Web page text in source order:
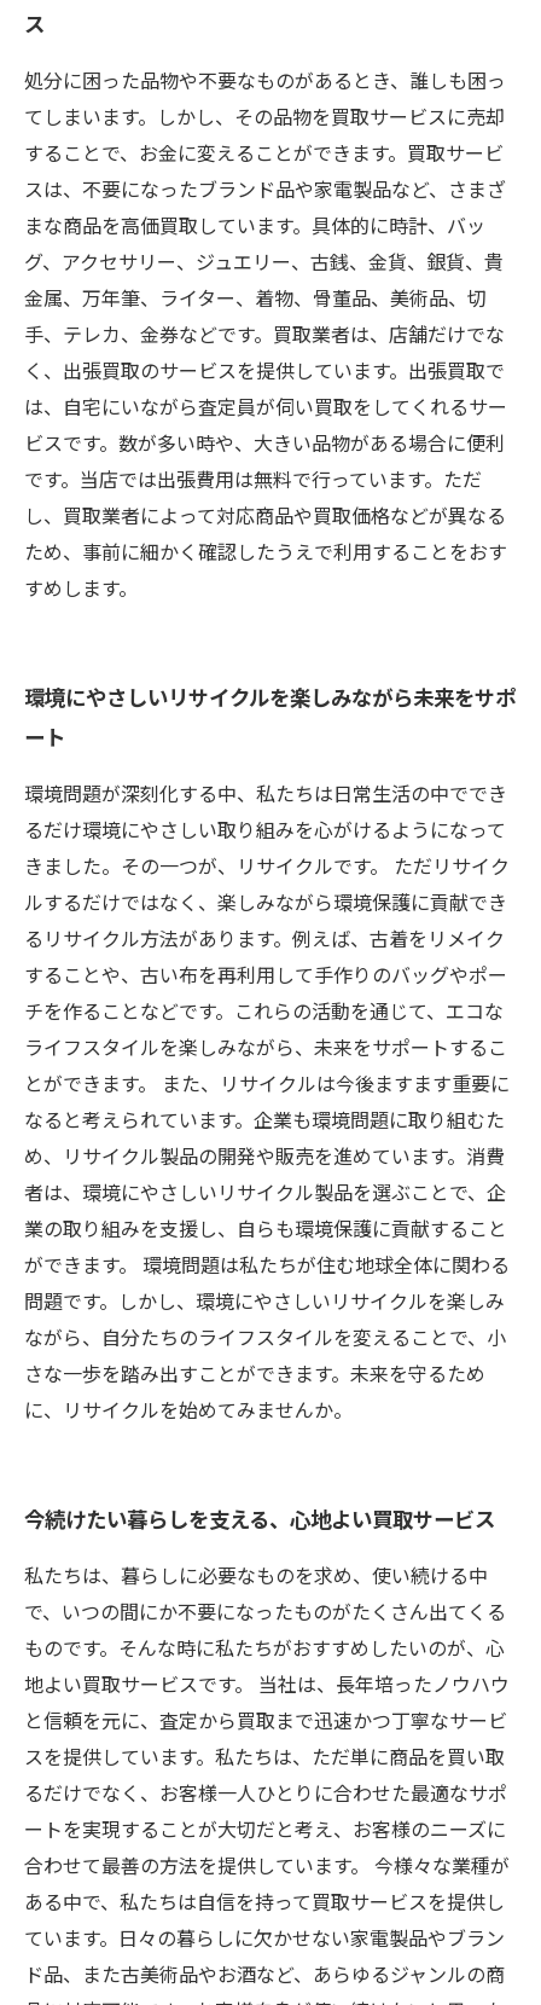
ス
処分に困った品物や不要なものがあるとき、誰しも困っ
てしまいます。しかし、その品物を買取サービスに売却
することで、お金に変えることができます。買取サービ
スは、不要になったブランド品や家電製品など、さまざ
まな商品を高価買取しています。具体的に時計、バッ
グ、アクセサリー、ジュエリー、古銭、金貨、銀貨、貴
金属、万年筆、ライター、着物、骨董品、美術品、切
手、テレカ、金券などです。買取業者は、店舗だけでな
く、出張買取のサービスを提供しています。出張買取で
は、自宅にいながら査定員が伺い買取をしてくれるサー
ビスです。数が多い時や、大きい品物がある場合に便利
です。当店では出張費用は無料で行っています。ただ
し、買取業者によって対応商品や買取価格などが異なる
ため、事前に細かく確認したうえで利用することをおす
すめします。
環境にやさしいリサイクルを楽しみながら未来をサポ
ート
環境問題が深刻化する中、私たちは日常生活の中ででき
るだけ環境にやさしい取り組みを心がけるようになって
きました。その一つが、リサイクルです。 ただリサイク
ルするだけではなく、楽しみながら環境保護に貢献でき
るリサイクル方法があります。例えば、古着をリメイク
することや、古い布を再利用して手作りのバッグやポー
チを作ることなどです。これらの活動を通じて、エコな
ライフスタイルを楽しみながら、未来をサポートするこ
とができます。 また、リサイクルは今後ますます重要に
なると考えられています。企業も環境問題に取り組むた
め、リサイクル製品の開発や販売を進めています。消費
者は、環境にやさしいリサイクル製品を選ぶことで、企
業の取り組みを支援し、自らも環境保護に貢献すること
ができます。 環境問題は私たちが住む地球全体に関わる
問題です。しかし、環境にやさしいリサイクルを楽しみ
ながら、自分たちのライフスタイルを変えることで、小
さな一歩を踏み出すことができます。未来を守るため
に、リサイクルを始めてみませんか。
今続けたい暮らしを支える、心地よい買取サービス
私たちは、暮らしに必要なものを求め、使い続ける中
で、いつの間にか不要になったものがたくさん出てくる
ものです。そんな時に私たちがおすすめしたいのが、心
地よい買取サービスです。 当社は、長年培ったノウハウ
と信頼を元に、査定から買取まで迅速かつ丁寧なサービ
スを提供しています。私たちは、ただ単に商品を買い取
るだけでなく、お客様一人ひとりに合わせた最適なサポ
ートを実現することが大切だと考え、お客様のニーズに
合わせて最善の方法を提供しています。 今様々な業種が
ある中で、私たちは自信を持って買取サービスを提供し
ています。日々の暮らしに欠かせない家電製品やブラン
ド品、また古美術品やお酒など、あらゆるジャンルの商